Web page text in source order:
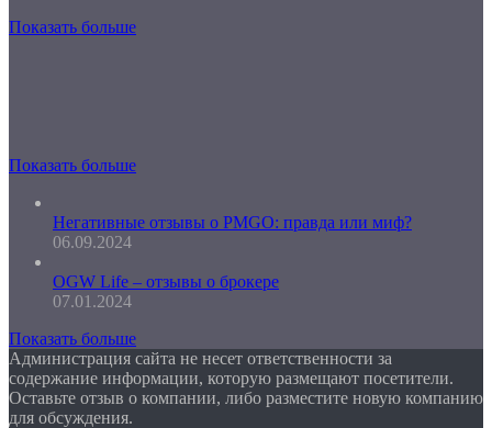
Показать больше
Показать больше
Негативные отзывы о PMGO: правда или миф?
06.09.2024
OGW Life – отзывы о брокере
07.01.2024
Показать больше
Администрация сайта не несет ответственности за
содержание информации, которую размещают посетители.
Оставьте отзыв о компании, либо разместите новую компанию
для обсуждения.